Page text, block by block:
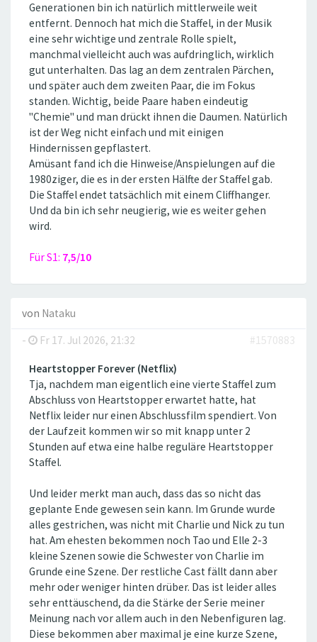
Generationen bin ich natürlich mittlerweile weit
entfernt. Dennoch hat mich die Staffel, in der Musik
eine sehr wichtige und zentrale Rolle spielt,
manchmal vielleicht auch was aufdringlich, wirklich
gut unterhalten. Das lag an dem zentralen Pärchen,
und später auch dem zweiten Paar, die im Fokus
standen. Wichtig, beide Paare haben eindeutig
''Chemie'' und man drückt ihnen die Daumen. Natürlich
ist der Weg nicht einfach und mit einigen
Hindernissen gepflastert.
Amüsant fand ich die Hinweise/Anspielungen auf die
1980ziger, die es in der ersten Hälfte der Staffel gab.
Die Staffel endet tatsächlich mit einem Cliffhanger.
Und da bin ich sehr neugierig, wie es weiter gehen
wird.
Für S1: 7,5/10
von Nataku
-
Fr 17. Jul 2026, 21:32 #1570883
Heartstopper Forever (Netflix)
Tja, nachdem man eigentlich eine vierte Staffel zum
Abschluss von Heartstopper erwartet hatte, hat
Netflix leider nur einen Abschlussfilm spendiert. Von
der Laufzeit kommen wir so mit knapp unter 2
Stunden auf etwa eine halbe reguläre Heartstopper
Staffel.
Und leider merkt man auch, dass das so nicht das
geplante Ende gewesen sein kann. Im Grunde wurde
alles gestrichen, was nicht mit Charlie und Nick zu tun
hat. Am ehesten bekommen noch Tao und Elle 2-3
kleine Szenen sowie die Schwester von Charlie im
Grunde eine Szene. Der restliche Cast fällt dann aber
mehr oder weniger hinten drüber. Das ist leider alles
sehr enttäuschend, da die Stärke der Serie meiner
Meinung nach vor allem auch in den Nebenfiguren lag.
Diese bekommen aber maximal je eine kurze Szene,